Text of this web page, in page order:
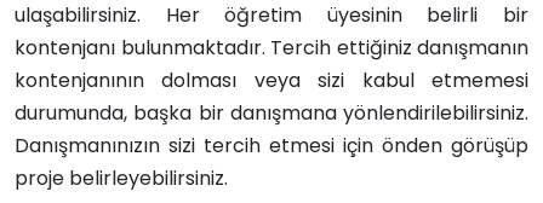
ulaşabilirsiniz. Her öğretim üyesinin belirli bir
kontenjanı bulunmaktadır. Tercih ettiğiniz danışmanın
kontenjanının dolması veya sizi kabul etmemesi
durumunda, başka bir danışmana yönlendirilebilirsiniz.
Danışmanınızın sizi tercih etmesi için önden görüşüp
proje belirleyebilirsiniz.